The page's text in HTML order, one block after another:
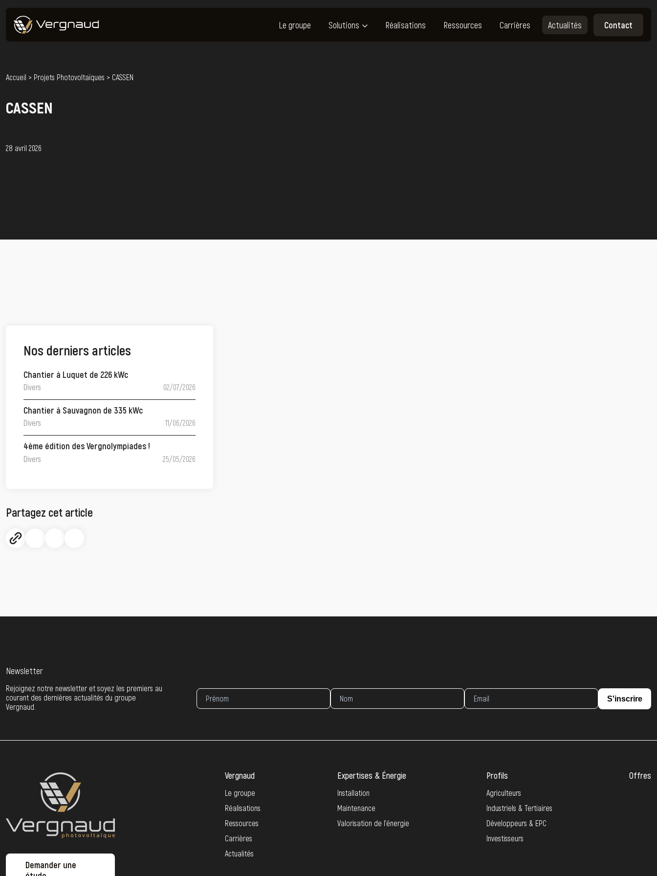
Le groupe Solutions Réalisations Ressources Carrières Actualités Contact
Accueil > Projets Photovoltaïques > CASSEN
CASSEN
28 avril 2026
Nos derniers articles
Chantier à Luquet de 226 kWc
Divers 02/07/2026
Chantier à Sauvagnon de 335 kWc
Divers 11/06/2026
4ème édition des Vergnolympiades !
Divers 25/05/2026
Partagez cet article
Newsletter
Rejoignez notre newsletter et soyez les premiers au
courant des dernières actualités du groupe
Vergnaud.
S'inscrire
Demander une
Vergnaud
Le groupe
Réalisations
Ressources
Carrières
Actualités
Expertises & Énergie
Installation
Maintenance
Valorisation de l’énergie
Profils
Agriculteurs
Industriels & Tertiaires
Développeurs & EPC
Investisseurs
Offres